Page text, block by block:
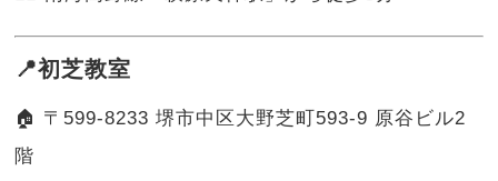
📍初芝教室
🏠 〒599-8233 堺市中区大野芝町593-9 原谷ビル2
階